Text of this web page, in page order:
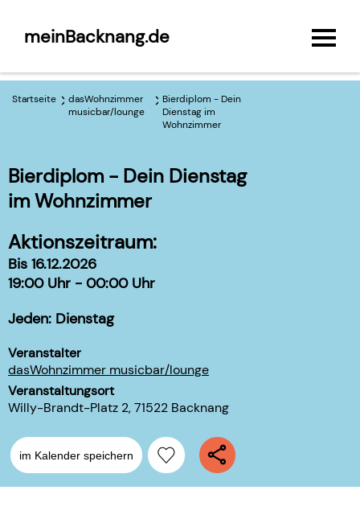
meinBacknang.de
Startseite
dasWohnzimmer
musicbar/lounge
Bierdiplom - Dein
Dienstag im
Wohnzimmer
Bierdiplom - Dein Dienstag
im Wohnzimmer
Aktionszeitraum:
Bis 16.12.2026
19:00 Uhr - 00:00 Uhr
Jeden: Dienstag
Veranstalter
dasWohnzimmer musicbar/lounge
Veranstaltungsort
Willy-Brandt-Platz 2, 71522 Backnang
im Kalender speichern